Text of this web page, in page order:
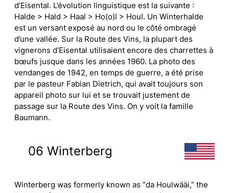
d’Eisental. L’évolution linguistique est la suivante :
Halde > Hald > Haal > Ho(o)l > Houl. Un Winterhalde
est un versant exposé au nord ou le côté ombragé
d’une vallée. Sur la Route des Vins, la plupart des
vignerons d’Eisental utilisaient encore des charrettes à
bœufs jusque dans les années 1960. La photo des
vendanges de 1942, en temps de guerre, a été prise
par le pasteur Fabian Dietrich, qui avait toujours son
appareil photo sur lui et se trouvait justement de
passage sur la Route des Vins. On y voit la famille
Baumann.
06 Winterberg
Winterberg was formerly known as “da Houlwääi,” the